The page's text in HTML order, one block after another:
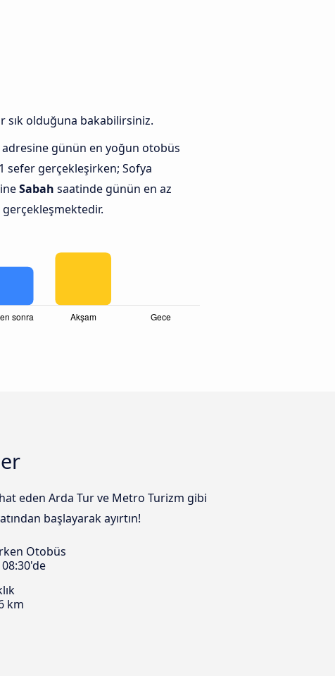
sık olduğuna bakabilirsiniz.
günün en yoğun otobüs
sefer gerçekleşirken; Sofya
Sabah saatinde günün en az
eden Arda Tur ve Metro Turizm gibi
başlayarak ayırtın!
Otobüs
km